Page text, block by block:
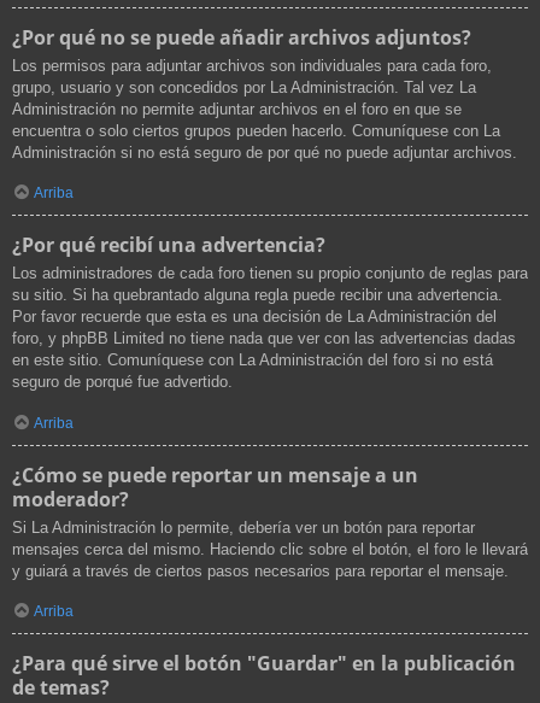
¿Por qué no se puede añadir archivos adjuntos?
Los permisos para adjuntar archivos son individuales para cada foro,
grupo, usuario y son concedidos por La Administración. Tal vez La
Administración no permite adjuntar archivos en el foro en que se
encuentra o solo ciertos grupos pueden hacerlo. Comuníquese con La
Administración si no está seguro de por qué no puede adjuntar archivos.
Arriba
¿Por qué recibí una advertencia?
Los administradores de cada foro tienen su propio conjunto de reglas para
su sitio. Si ha quebrantado alguna regla puede recibir una advertencia.
Por favor recuerde que esta es una decisión de La Administración del
foro, y phpBB Limited no tiene nada que ver con las advertencias dadas
en este sitio. Comuníquese con La Administración del foro si no está
seguro de porqué fue advertido.
Arriba
¿Cómo se puede reportar un mensaje a un
moderador?
Si La Administración lo permite, debería ver un botón para reportar
mensajes cerca del mismo. Haciendo clic sobre el botón, el foro le llevará
y guiará a través de ciertos pasos necesarios para reportar el mensaje.
Arriba
¿Para qué sirve el botón "Guardar" en la publicación
de temas?